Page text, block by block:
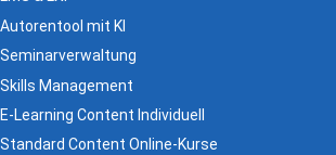
Autorentool mit KI
Seminarverwaltung
Skills Management
E-Learning Content Individuell
Standard Content Online-Kurse